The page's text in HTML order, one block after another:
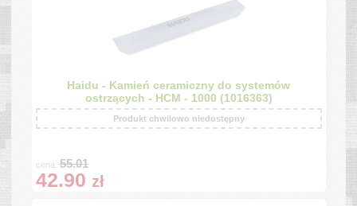
Haidu - Kamień ceramiczny do systemów
ostrzących - HCM - 1000 (1016363)
Produkt chwilowo niedostępny
cena:55.01
42.90 zł